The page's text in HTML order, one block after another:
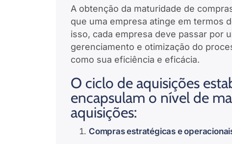
A obtenção da maturidade de
que uma empresa atinge em termos
isso, cada empresa deve passar por
gerenciamento e otimização do
como sua eficiência e eficácia.
O ciclo de aquisições
encapsulam o nível de
aquisições:
Compras estratégicas e